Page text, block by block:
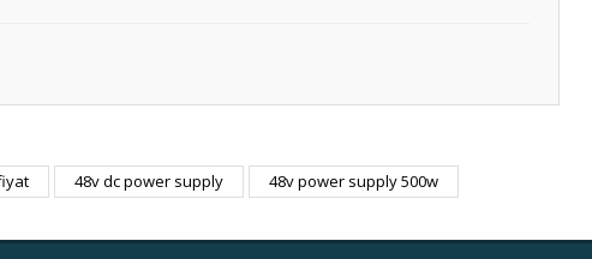
48v dc power supply
48v power supply 500w